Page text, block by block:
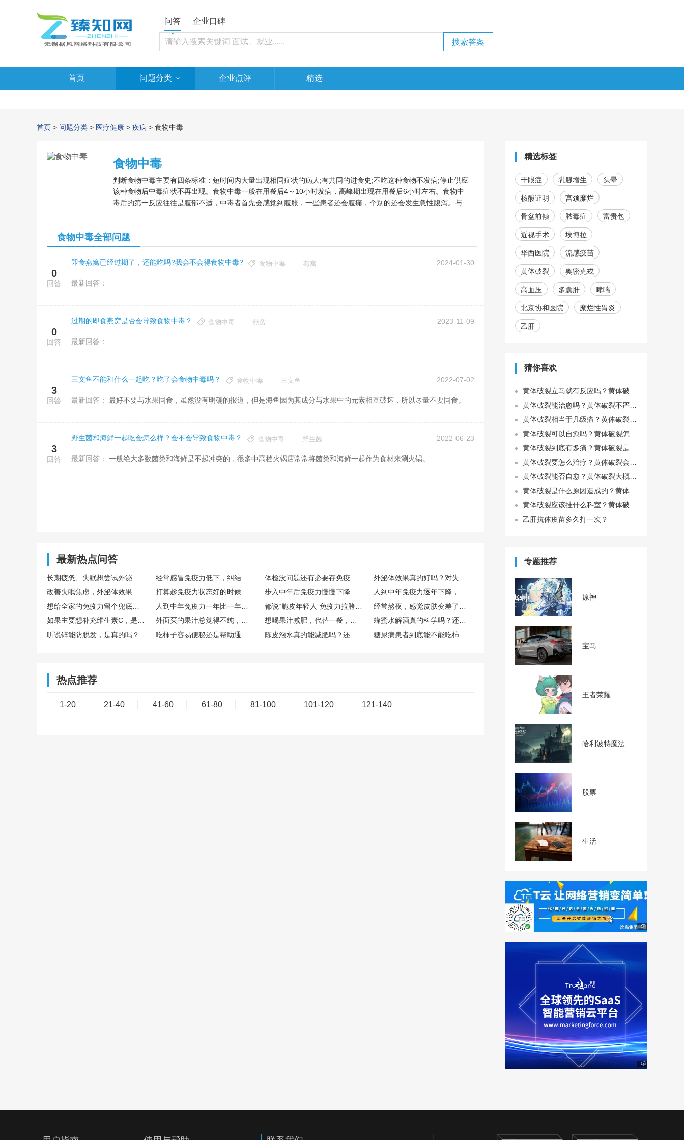
问答 企业口碑
首页 问题分类 企业点评 精选
首页 > 问题分类 > 医疗健康 > 疾病 > 食物中毒
食物中毒
判断食物中毒主要有四条标准：短时间内大量出现相同症状的病人;有共同的进食史;不吃这种食物不发病;停止供应
该种食物后中毒症状不再出现。食物中毒一般在用餐后4～10小时发病，高峰期出现在用餐后6小时左右。食物中
毒后的第一反应往往是腹部不适，中毒者首先会感觉到腹胀，一些患者还会腹痛，个别的还会发生急性腹泻。与腹
食物中毒全部问题
0
回答
即食燕窝已经过期了，还能吃吗?我会不会得食物中毒? 2024-01-30
食物中毒 燕窝
最新回答：
0
回答
过期的即食燕窝是否会导致食物中毒？ 2023-11-09
食物中毒 燕窝
最新回答：
3
回答
三文鱼不能和什么一起吃？吃了会食物中毒吗？ 2022-07-02
食物中毒 三文鱼
最新回答： 最好不要与水果同食，虽然没有明确的报道，但是海鱼因为其成分与水果中的元素相互破坏，所以尽量不要同食。
3
回答
野生菌和海鲜一起吃会怎么样？会不会导致食物中毒？ 2022-06-23
食物中毒 野生菌
最新回答： 一般绝大多数菌类和海鲜是不起冲突的，很多中高档火锅店常常将菌类和海鲜一起作为食材来涮火锅。
精选标签
干眼症 乳腺增生 头晕
核酸证明 宫颈糜烂
骨盆前倾 脓毒症 富贵包
近视手术 埃博拉
华西医院 流感疫苗
黄体破裂 奥密克戎
高血压 多囊肝 哮喘
北京协和医院 糜烂性胃炎
乙肝
猜你喜欢
乙肝抗体疫苗多久打一次？
专题推荐
原神
宝马
王者荣耀
股票
生活
最新热点问答
听说锌能防脱发，是真的吗？
热点推荐
1-20 21-40 41-60 61-80 81-100 101-120 121-140